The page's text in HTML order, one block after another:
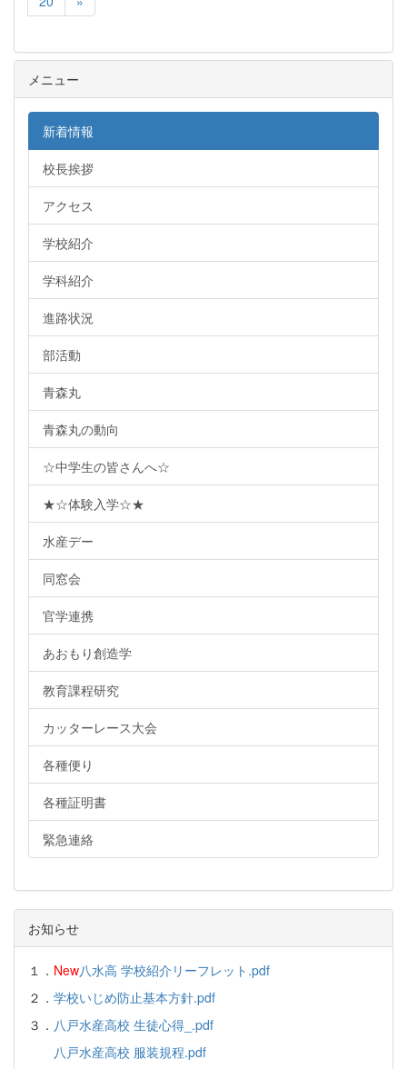
メニュー
新着情報
校長挨拶
アクセス
学校紹介
学科紹介
進路状況
部活動
青森丸
青森丸の動向
☆中学生の皆さんへ☆
★☆体験入学☆★
水産デー
同窓会
官学連携
あおもり創造学
教育課程研究
カッターレース大会
各種便り
各種証明書
緊急連絡
お知らせ
１． New八水高 学校紹介リーフレット.pdf
２． 学校いじめ防止基本方針.pdf
３． 八戸水産高校 生徒心得_.pdf
八戸水産高校 服装規程.pdf